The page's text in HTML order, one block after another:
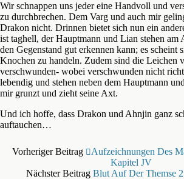
Wir schnappen uns jeder eine Handvoll und
zu durchbrechen. Dem Varg und auch mir
Drakon nicht. Drinnen bietet sich nun ein
ist taghell, der Hauptmann und Lian stehen am
den Gegenstand gut erkennen kann; es scheint
Knochen zu handeln. Zudem sind die Leichen
verschwunden- wobei verschwunden nicht
lebendig und stehen neben dem Hauptmann
mir grunzt und zieht seine Axt.
Und ich hoffe, dass Drakon und Ahnjin ganz
auftauchen…
Vorheriger Beitrag
Aufzeichnungen Des
Kapitel JV
Nächster Beitrag Blut Auf Der Themse